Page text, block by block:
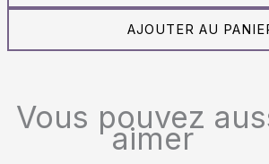
a
n
AJOUTER AU
Vous pouvez
aimer